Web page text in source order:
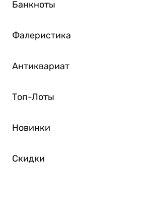
Банкноты
Фалеристика
Антиквариат
Топ-Лоты
Новинки
Скидки